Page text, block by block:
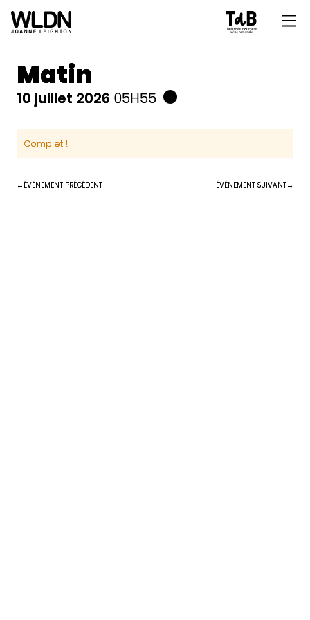
Matin
10 juillet 2026 05H55
Complet !
ÉVÉNEMENT PRÉCÉDENT ÉVÉNEMENT SUIVANT